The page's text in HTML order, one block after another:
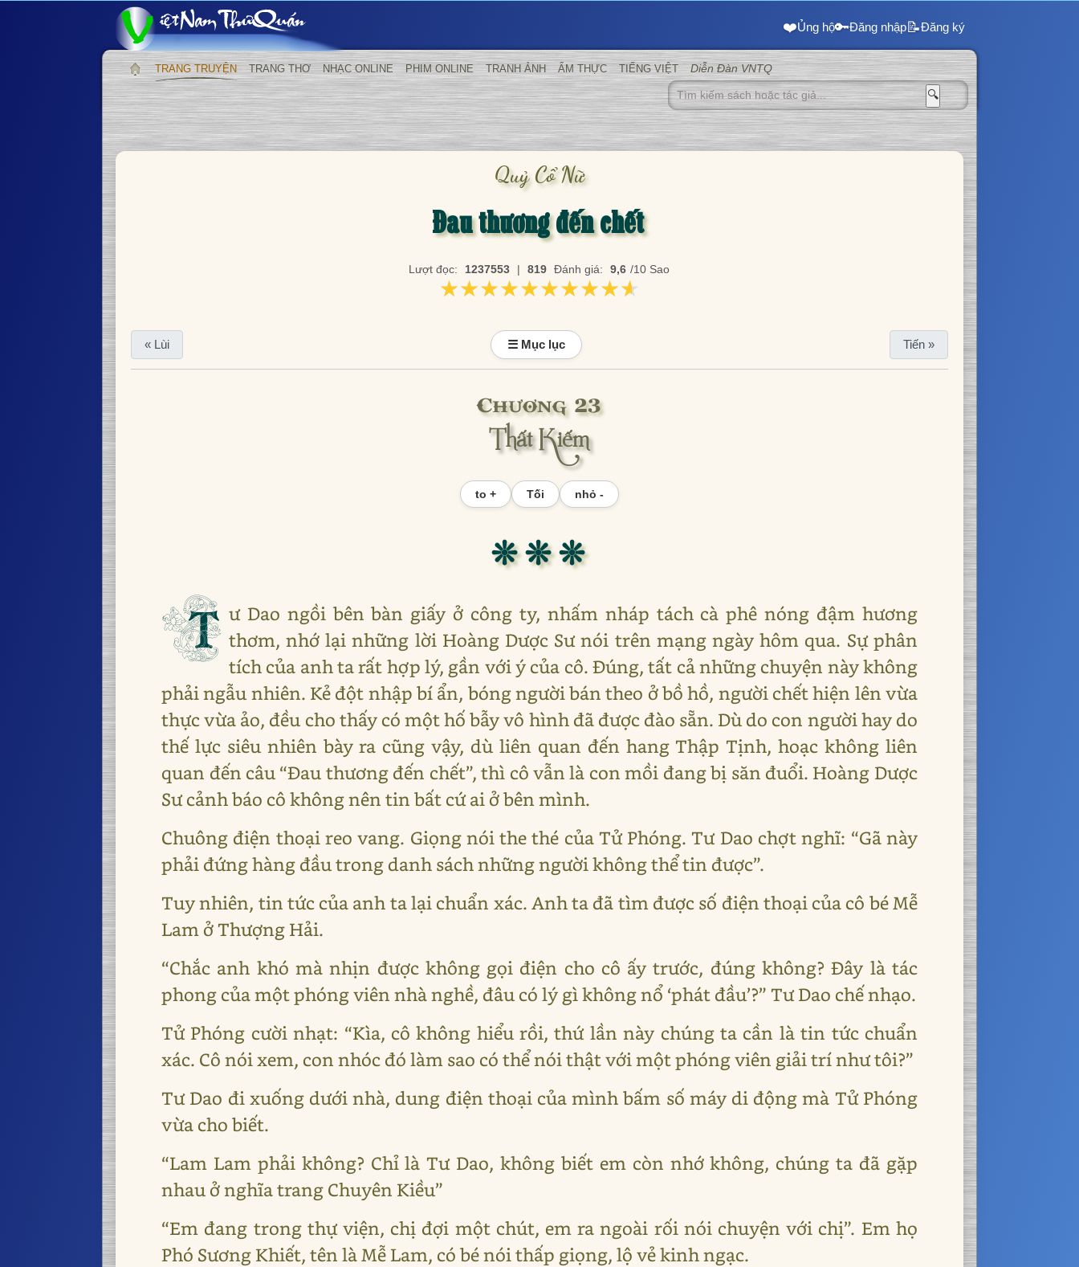
❤️Ủng hộ🔑Đăng nhập📝Đăng ký
TRANG TRUYỆN TRANG THƠ NHẠC ONLINE PHIM ONLINE TRANH ẢNH ẨM THỰC TIẾNG VIỆT Diễn Đàn VNTQ
🔍
Quỷ Cổ Nữ
Đau thương đến chết
Lượt đọc: 1237553 | 819 Đánh giá: 9,6 /10 Sao
★★★★★★★★★★
★★★★★★★★★★
« Lùi ☰ Mục lục Tiến »
Chương 23
Thất Kiếm
to + Tối nhỏ -
❊ ❊ ❊
T ư Dao ngồi bên bàn giấy ở công ty, nhấm nháp tách cà phê nóng đậm hương
thơm, nhớ lại những lời Hoàng Dược Sư nói trên mạng ngày hôm qua. Sự phân
tích của anh ta rất hợp lý, gần với ý của cô. Đúng, tất cả những chuyện này không
phải ngẫu nhiên. Kẻ đột nhập bí ẩn, bóng người bán theo ở bồ hồ, người chết hiện lên vừa
thực vừa ảo, đều cho thấy có một hố bẫy vô hình đã được đào sẵn. Dù do con người hay do
thế lực siêu nhiên bày ra cũng vậy, dù liên quan đến hang Thập Tịnh, hoạc không liên
quan đến câu “Đau thương đến chết”, thì cô vẫn là con mồi đang bị săn đuổi. Hoàng Dược
Sư cảnh báo cô không nên tin bất cứ ai ở bên mình.
Chuông điện thoại reo vang. Giọng nói the thé của Tử Phóng. Tư Dao chợt nghĩ: “Gã này
phải đứng hàng đầu trong danh sách những người không thể tin được”.
Tuy nhiên, tin tức của anh ta lại chuẩn xác. Anh ta đã tìm được số điện thoại của cô bé Mễ
Lam ở Thượng Hải.
“Chắc anh khó mà nhịn được không gọi điện cho cô ấy trước, đúng không? Đây là tác
phong của một phóng viên nhà nghề, đâu có lý gì không nổ ‘phát đầu’?” Tư Dao chế nhạo.
Tử Phóng cười nhạt: “Kìa, cô không hiểu rồi, thứ lần này chúng ta cần là tin tức chuẩn
xác. Cô nói xem, con nhóc đó làm sao có thể nói thật với một phóng viên giải trí như tôi?”
Tư Dao đi xuống dưới nhà, dung điện thoại của mình bấm số máy di động mà Tử Phóng
vừa cho biết.
“Lam Lam phải không? Chỉ là Tư Dao, không biết em còn nhớ không, chúng ta đã gặp
nhau ở nghĩa trang Chuyên Kiều”
“Em đang trong thự viện, chị đợi một chút, em ra ngoài rối nói chuyện với chị”. Em họ
Phó Sương Khiết, tên là Mễ Lam, có bé nói thấp giọng, lộ vẻ kinh ngạc.